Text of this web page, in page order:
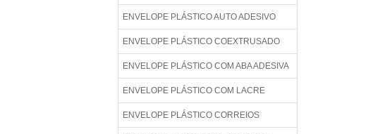
ENVELOPE PLÁSTICO AUTO ADESIVO
ENVELOPE PLÁSTICO COEXTRUSADO
ENVELOPE PLÁSTICO COM ABA ADESIVA
ENVELOPE PLÁSTICO COM LACRE
ENVELOPE PLÁSTICO CORREIOS